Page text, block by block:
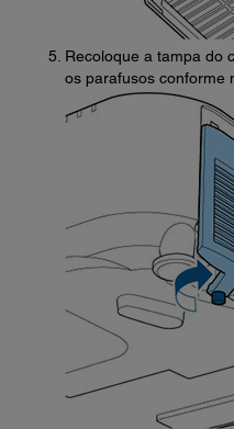
Recoloque a tampa do
os parafusos conforme